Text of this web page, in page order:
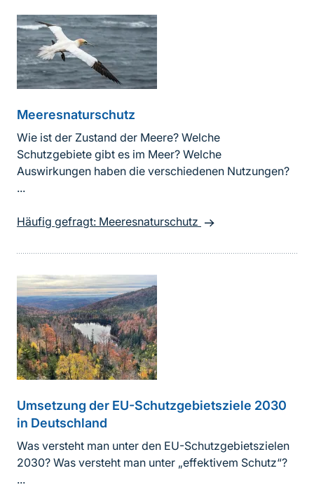
Meeresnaturschutz
Wie ist der Zustand der Meere? Welche
Schutzgebiete gibt es im Meer? Welche
Auswirkungen haben die verschiedenen Nutzungen?
...
Häufig gefragt: Meeresnaturschutz
Umsetzung der EU-Schutzgebietsziele 2030
in Deutschland
Was versteht man unter den EU-Schutzgebietszielen
2030? Was versteht man unter „effektivem Schutz“?
...